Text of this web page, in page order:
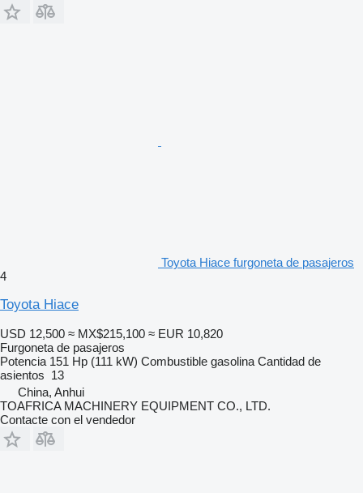
Toyota Hiace furgoneta de pasajeros
4
Toyota Hiace
USD 12,500 ≈ MX$215,100 ≈ EUR 10,820
Furgoneta de pasajeros
Potencia 151 Hp (111 kW) Combustible gasolina Cantidad de
asientos 13
China, Anhui
TOAFRICA MACHINERY EQUIPMENT CO., LTD.
Contacte con el vendedor